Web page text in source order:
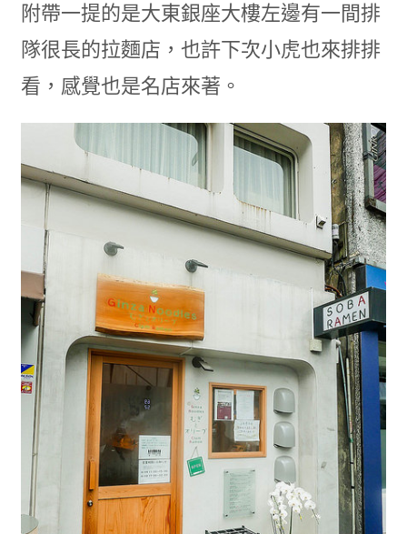
附帶一提的是大東銀座大樓左邊有一間排
隊很長的拉麵店，也許下次小虎也來排排
看，感覺也是名店來著。